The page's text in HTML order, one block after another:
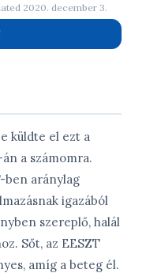
2020. december 3.
küldte el ezt a
a számomra.
ben aránylag
igazából
szereplő, halál
Sőt, az EESZT
amíg a beteg él.